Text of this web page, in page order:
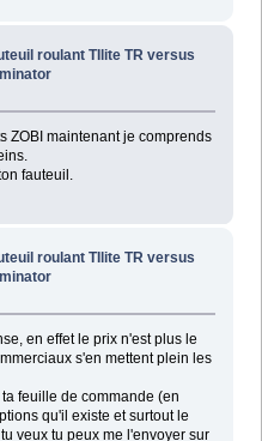
roulant TIlite TR versus
ZOBI maintenant je comprends
fauteuil.
roulant TIlite TR versus
en effet le prix n'est plus le
s'en mettent plein les
feuille de commande (en
qu'il existe et surtout le
veux tu peux me l'envoyer sur